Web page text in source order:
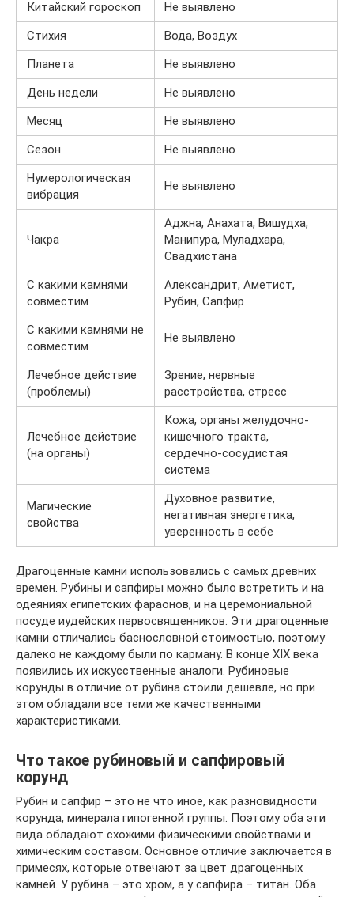
Китайский гороскоп
Не выявлено
Стихия
Вода, Воздух
Планета
Не выявлено
День недели
Не выявлено
Месяц
Не выявлено
Сезон
Не выявлено
Нумерологическая
вибрация
Не выявлено
Чакра
Аджна, Анахата, Вишудха,
Манипура, Муладхара,
Свадхистана
С какими камнями
совместим
Александрит, Аметист,
Рубин, Сапфир
С какими камнями не
совместим
Не выявлено
Лечебное действие
(проблемы)
Зрение, нервные
расстройства, стресс
Лечебное действие
(на органы)
Кожа, органы желудочно-
кишечного тракта,
сердечно-сосудистая
система
Магические
свойства
Духовное развитие,
негативная энергетика,
уверенность в себе
Драгоценные камни использовались с самых древних
времен. Рубины и сапфиры можно было встретить и на
одеяниях египетских фараонов, и на церемониальной
посуде иудейских первосвященников. Эти драгоценные
камни отличались баснословной стоимостью, поэтому
далеко не каждому были по карману. В конце XIX века
появились их искусственные аналоги. Рубиновые
корунды в отличие от рубина стоили дешевле, но при
этом обладали все теми же качественными
характеристиками.
Что такое рубиновый и сапфировый
корунд
Рубин и сапфир – это не что иное, как разновидности
корунда, минерала гипогенной группы. Поэтому оба эти
вида обладают схожими физическими свойствами и
химическим составом. Основное отличие заключается в
примесях, которые отвечают за цвет драгоценных
камней. У рубина – это хром, а у сапфира – титан. Оба